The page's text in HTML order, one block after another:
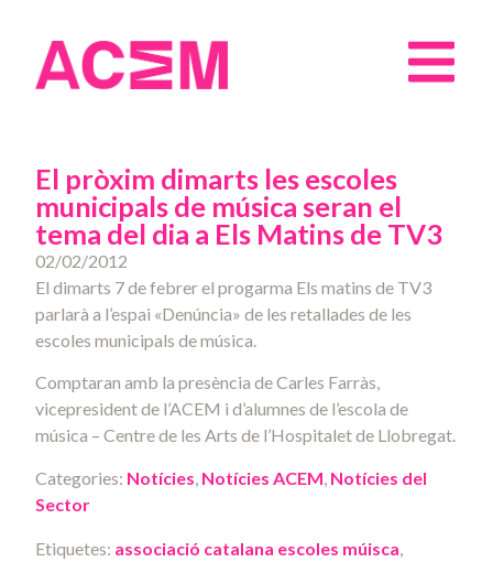
El pròxim dimarts les escoles
municipals de música seran el
tema del dia a Els Matins de TV3
02/02/2012
El dimarts 7 de febrer el progarma Els matins de TV3
parlarà a l’espai «Denúncia» de les retallades de les
escoles municipals de música.
Comptaran amb la presència de Carles Farràs,
vicepresident de l’ACEM i d’alumnes de l’escola de
música – Centre de les Arts de l’Hospitalet de Llobregat.
Categories: Notícies Notícies ACEM Notícies del
Sector
Etiquetes: associació catalana escoles múisca